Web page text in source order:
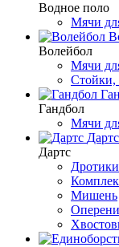
Водное поло
Мячи
Волейбол
Мячи
Стойки,
Гандбол
Мячи
Дартс
Дартс
Мишень